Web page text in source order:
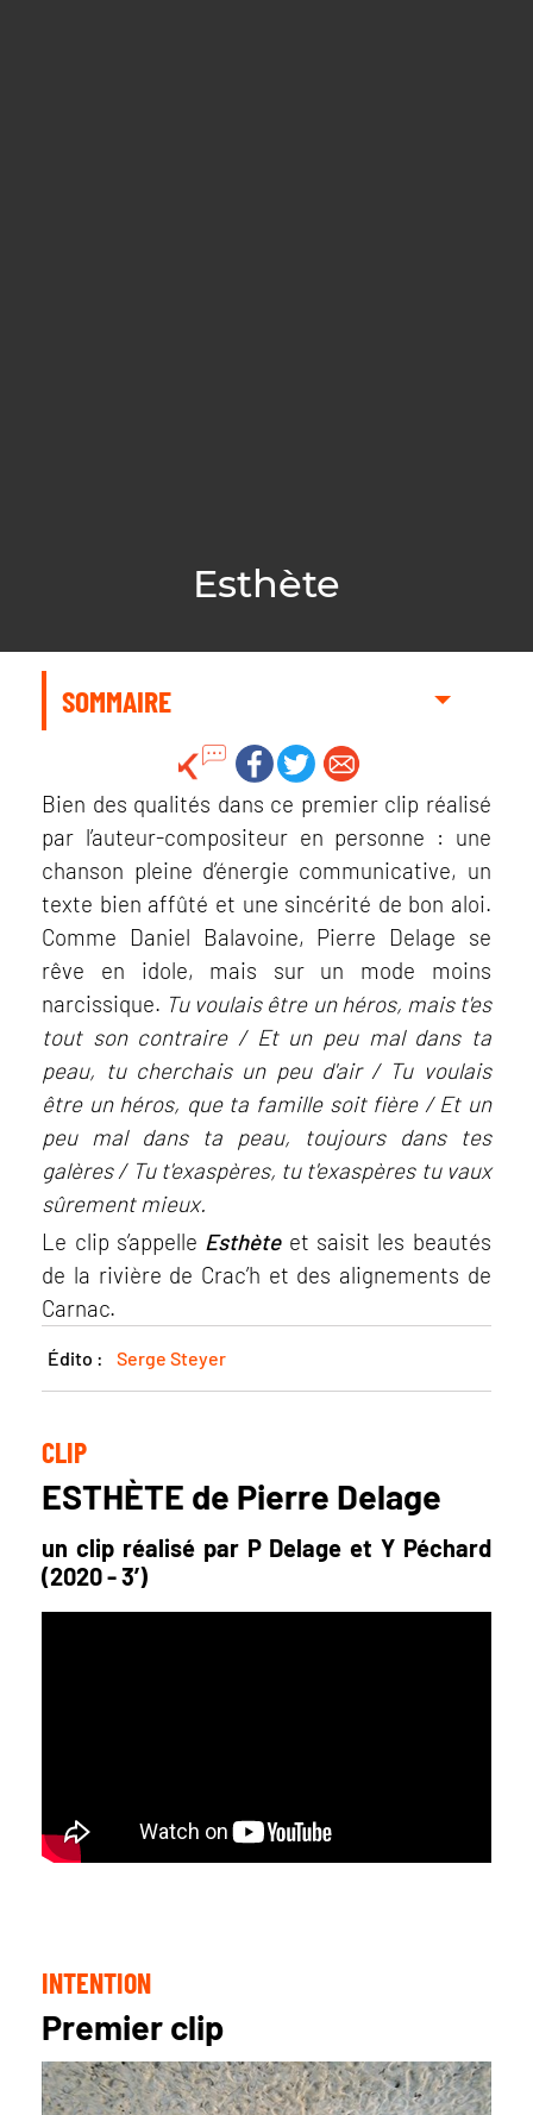
Esthète
SOMMAIRE
Bien des qualités dans ce premier clip réalisé
par l’auteur-compositeur en personne : une
chanson pleine d’énergie communicative, un
texte bien affûté et une sincérité de bon aloi.
Comme Daniel Balavoine, Pierre Delage se
rêve en idole, mais sur un mode moins
narcissique. Tu voulais être un héros, mais t'es
tout son contraire / Et un peu mal dans ta
peau, tu cherchais un peu d'air / Tu voulais
être un héros, que ta famille soit fière / Et un
peu mal dans ta peau, toujours dans tes
galères / Tu t'exaspères, tu t'exaspères tu vaux
sûrement mieux.
Le clip s’appelle Esthèteet saisit les beautés
de la rivière de Crac’h et des alignements de
Carnac.
Édito : Serge Steyer
CLIP
ESTHÈTE de Pierre Delage
un clip réalisé par P Delage et Y Péchard
(2020 - 3’)
INTENTION
Premier clip